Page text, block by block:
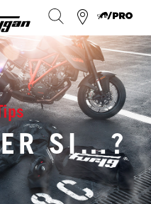
SI…?